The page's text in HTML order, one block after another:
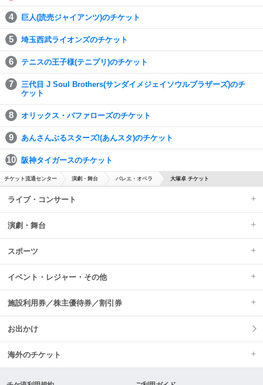
巨人(読売ジャイアンツ)のチケット
埼玉西武ライオンズのチケット
テニスの王子様(テニプリ)のチケット
三代目 J Soul Brothers(サンダイメジェイソウルブラザーズ)のチ
ケット
オリックス・バファローズのチケット
あんさんぶるスターズ!(あんスタ)のチケット
阪神タイガースのチケット
チケット流通センター 演劇・舞台 バレエ・オペラ 大塚卓 チケット
ライブ・コンサート
演劇・舞台
スポーツ
イベント・レジャー・その他
施設利用券／株主優待券／割引券
お出かけ
海外のチケット